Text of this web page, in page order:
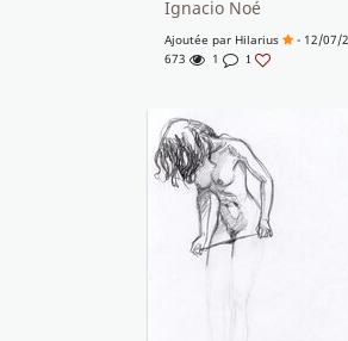
Ignacio Noé
Ajoutée par Hilarius
- 12/07/
673
1 1